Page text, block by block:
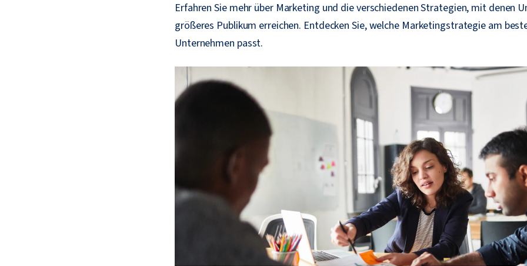
Erfahren Sie mehr über Marketing und die verschiedenen Strategien, mit denen
größeres Publikum erreichen. Entdecken Sie, welche Marketingstrategie am
Unternehmen passt.